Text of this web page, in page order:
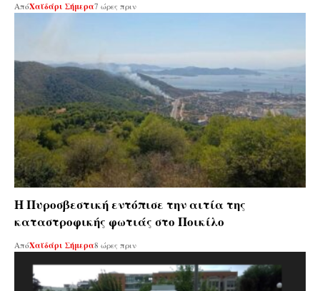
ΑπόΧαϊδάρι Σήμερα7 ώρες πριν
Η Πυροσβεστική εντόπισε την αιτία της
καταστροφικής φωτιάς στο Ποικίλο
ΑπόΧαϊδάρι Σήμερα8 ώρες πριν